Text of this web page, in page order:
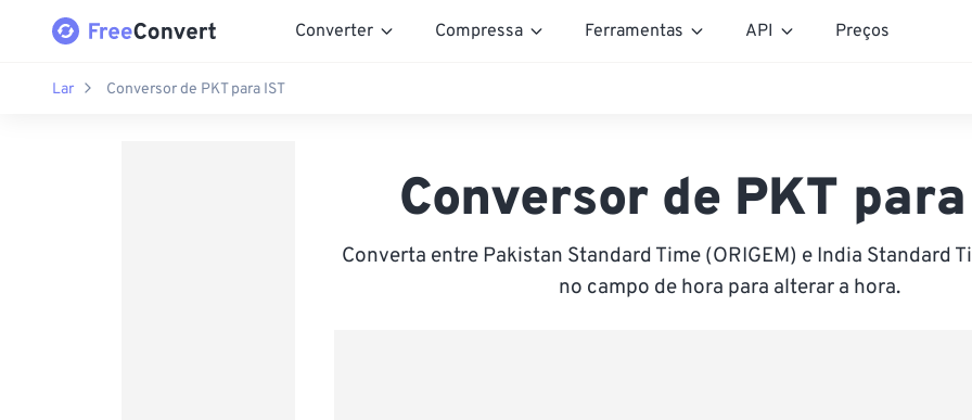
Converter Compressa Ferramentas API Preços
Lar Conversor de PKT para IST
Conversor de PKT
Converta entre Pakistan Standard Time (ORIGEM) e India Standard
no campo de hora para alterar a hora.